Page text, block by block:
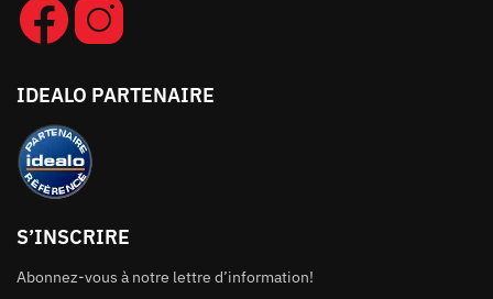
IDEALO PARTENAIRE
S’INSCRIRE
Abonnez-vous à notre lettre d’information!